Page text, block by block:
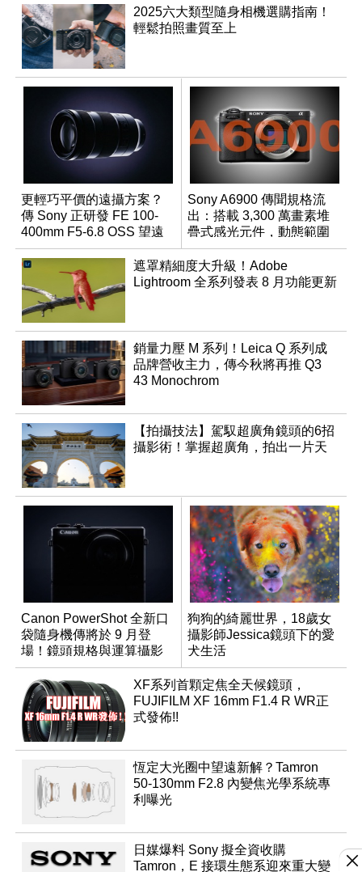
2025六大類型隨身相機選購指南！
輕鬆拍照畫質至上
更輕巧平價的遠攝方案？
傳 Sony 正研發 FE 100-
400mm F5-6.8 OSS 望遠
變焦鏡頭
Sony A6900 傳聞規格流
出：搭載 3,300 萬畫素堆
疊式感光元件，動態範圍
超過 15 級
遮罩精細度大升級！Adobe
Lightroom 全系列發表 8 月功能更新
銷量力壓 M 系列！Leica Q 系列成
品牌營收主力，傳今秋將再推 Q3
43 Monochrom
【拍攝技法】駕馭超廣角鏡頭的6招
攝影術！掌握超廣角，拍出一片天
Canon PowerShot 全新口
袋隨身機傳將於 9 月登
場！鏡頭規格與運算攝影
升級成為焦點
狗狗的綺麗世界，18歲女
攝影師Jessica鏡頭下的愛
犬生活
XF系列首顆定焦全天候鏡頭，
FUJIFILM XF 16mm F1.4 R WR正
式發佈!!
恆定大光圈中望遠新解？Tamron
50-130mm F2.8 內變焦光學系統專
利曝光
日媒爆料 Sony 擬全資收購
Tamron，E 接環生態系迎來重大變